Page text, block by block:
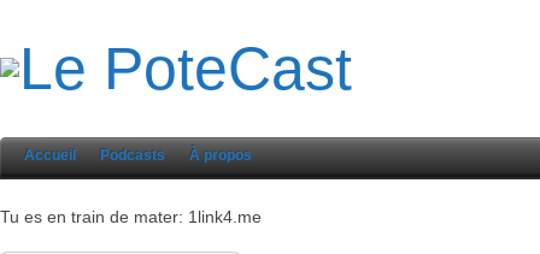
Accueil Podcasts À propos
Tu es en train de mater: 1link4.me